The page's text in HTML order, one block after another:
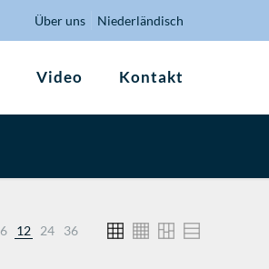
Über uns Niederländisch
Video Kontakt
6 12 24 36